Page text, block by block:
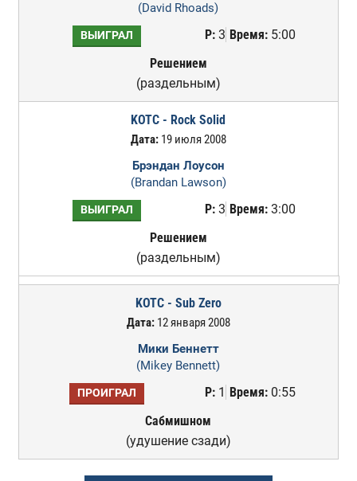
(David Rhoads)
ВЫИГРАЛ Р:3 Время:5:00
Решением
(раздельным)
KOTC - Rock Solid
Дата:19 июля 2008
Брэндан Лоусон
(Brandan Lawson)
ВЫИГРАЛ Р:3 Время:3:00
Решением
(раздельным)
KOTC - Sub Zero
Дата:12 января 2008
Мики Беннетт
(Mikey Bennett)
ПРОИГРАЛ Р:1 Время:0:55
Сабмишном
(удушение сзади)